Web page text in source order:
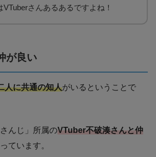
VTuberさんあるあるですよね！
が良い
人に共通の知人がいるということで
んじ」所属のVTuber不破湊さんと仲
ています。